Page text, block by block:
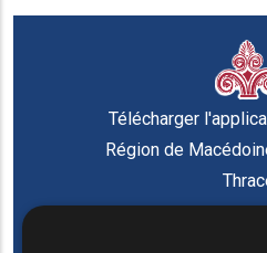
Télécharger
Région de